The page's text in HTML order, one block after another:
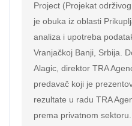
Project (Projekat
je obuka iz oblasti
analiza i upotreba
Vranjačkoj Banji, Srbija.
Alagic, direktor TRA
predavač koji je
rezultate u radu TRA
prema privatnom